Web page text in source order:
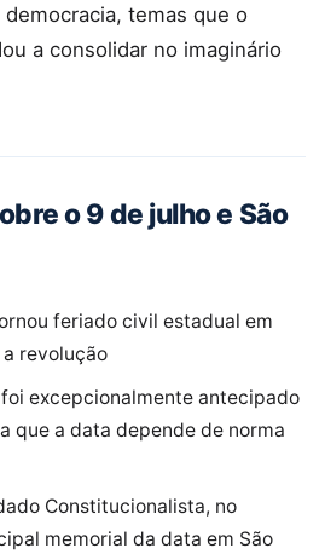
temas que o
a consolidar no imaginário
o 9 de julho e São
feriado civil estadual em
a revolução
excepcionalmente antecipado
que a data depende de norma
Constitucionalista, no
memorial da data em São